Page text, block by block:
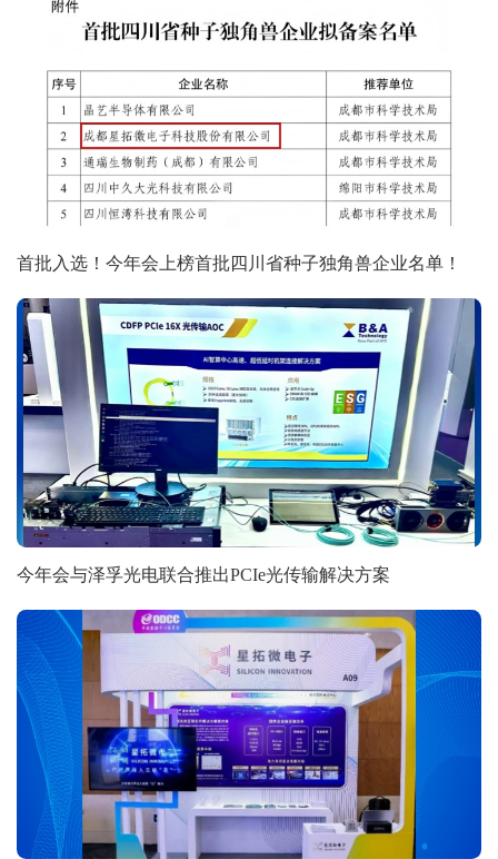
首批入选！今年会上榜首批四川省种子独角兽企业名单！
今年会与泽孚光电联合推出PCIe光传输解决方案